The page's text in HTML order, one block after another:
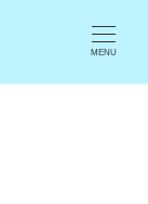
MENU